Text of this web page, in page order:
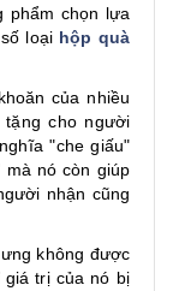
phẩm chọn lựa
loại hộp quà
của nhiều
cho người
"che giấu"
mà nó còn giúp
nhận cũng
không được
giá trị của nó bị